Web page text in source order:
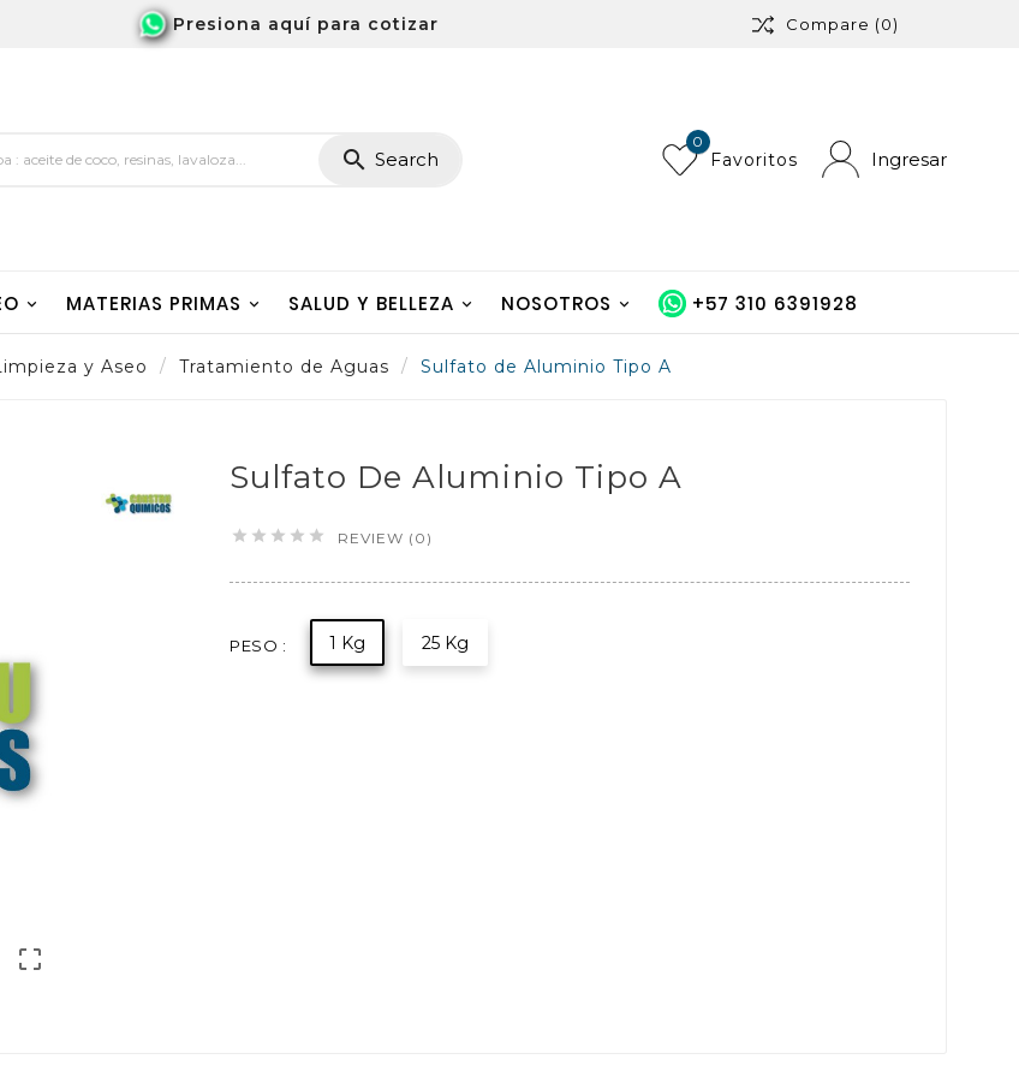
Presiona aquí para cotizar Compare (0)
 Search
0
Favoritos Ingresar
MATERIAS PRIMAS SALUD Y BELLEZA NOSOTROS +57 310 6391928
y Aseo Tratamiento de Aguas Sulfato de Aluminio Tipo A

Sulfato De Aluminio Tipo A
     REVIEW (0)
PESO : 1 Kg 25 Kg